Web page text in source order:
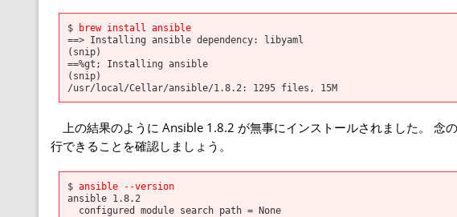
$ brew install ansible
==> Installing ansible dependency: libyaml
(snip)
==%gt; Installing ansible
(snip)
/usr/local/Cellar/ansible/1.8.2: 1295 files, 15M
上の結果のように Ansible 1.8.2 が無事にインストールされました。 念
行できることを確認しましょう。
$ ansible --version
ansible 1.8.2
configured module search path = None